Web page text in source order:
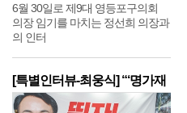
6월 30일로 제9대 영등포구의회
의장 임기를 마치는 정선희 의장과
의 인터
[특별인터뷰-최웅식] “‘명가재